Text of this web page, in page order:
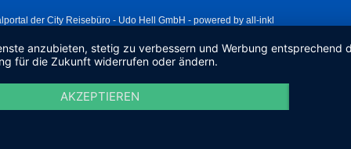
der City Reisebüro - Udo Hell GmbH - powered by all-inkl
anzubieten, stetig zu verbessern und Werbung
für die Zukunft widerrufen oder ändern.
AKZEPTIEREN